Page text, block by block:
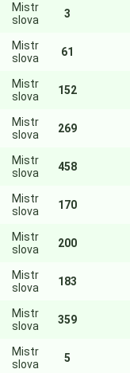
Mistr
slova
3
Mistr
slova
61
Mistr
slova
152
Mistr
slova
269
Mistr
slova
458
Mistr
slova
170
Mistr
slova
200
Mistr
slova
183
Mistr
slova
359
Mistr
slova
5